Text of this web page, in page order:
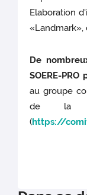
Elaboration
«Landmark»,
De
SOERE-
au groupe
de la
(https://